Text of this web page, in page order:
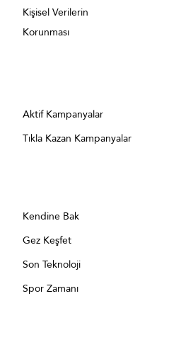
Kişisel Verilerin
Korunması
Aktif Kampanyalar
Tıkla Kazan Kampanyalar
Kendine Bak
Gez Keşfet
Son Teknoloji
Spor Zamanı